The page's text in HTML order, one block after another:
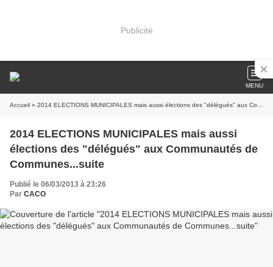
Publicité
MENU
Accueil » 2014 ELECTIONS MUNICIPALES mais aussi élections des "délégués" aux Communautés de Communes...suite
2014 ELECTIONS MUNICIPALES mais aussi
élections des "délégués" aux Communautés de
Communes...suite
Publié le 06/03/2013 à 23:26
Par CACO